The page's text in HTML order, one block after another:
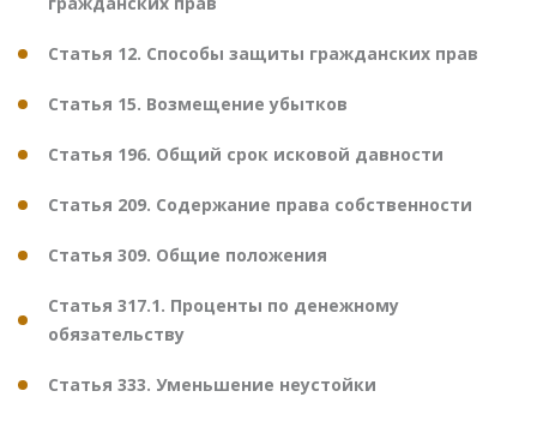
Статья 12. Способы защиты гражданских прав
Статья 15. Возмещение убытков
Статья 196. Общий срок исковой давности
Статья 209. Содержание права собственности
Статья 309. Общие положения
Статья 317.1. Проценты по денежному
обязательству
Статья 333. Уменьшение неустойки